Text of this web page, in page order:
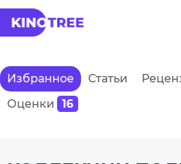
Избранное Статьи
Оценки
16